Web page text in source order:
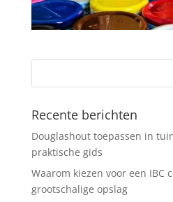
Recente berichten
Douglashout toepassen in
praktische gids
Waarom kiezen voor een IBC
grootschalige opslag